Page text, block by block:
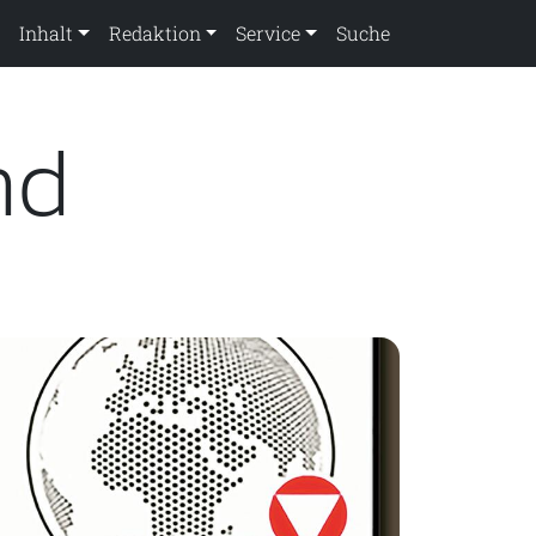
Inhalt Redaktion Service Suche